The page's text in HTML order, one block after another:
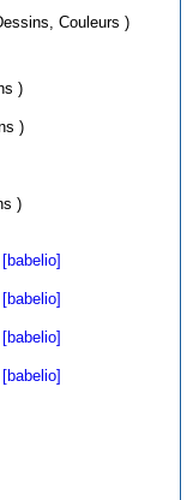
/ Fév 2013 ( Textes, Dessins, Couleurs )
)
)
)
[babelio]
[babelio]
[babelio]
[babelio]